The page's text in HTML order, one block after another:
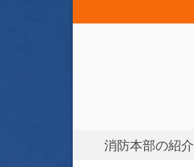
消防本部の紹介